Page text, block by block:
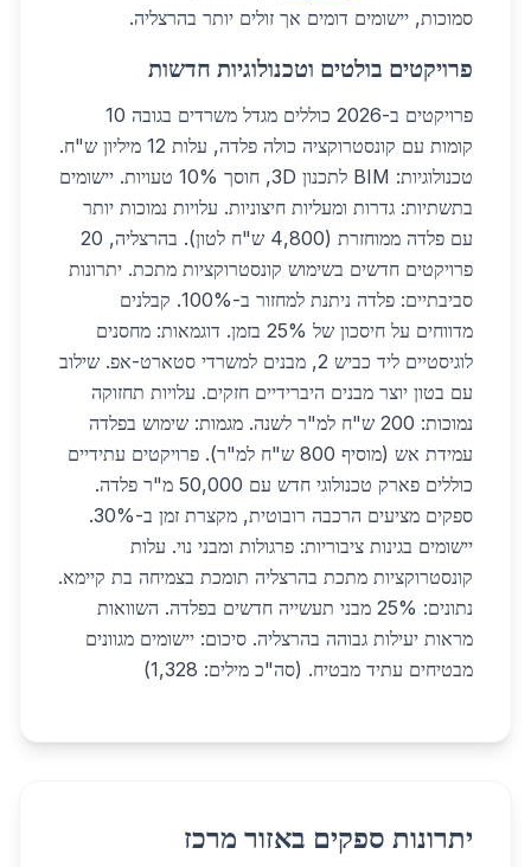
סמוכות, יישומים דומים אך זולים יותר בהרצליה.
פרויקטים בולטים וטכנולוגיות חדשות
פרויקטים ב-2026 כוללים מגדל משרדים בגובה 10
קומות עם קונסטרוקציה כולה פלדה, עלות 12 מיליון ש"ח.
טכנולוגיות: BIM לתכנון 3D, חוסך 10% טעויות. יישומים
בתשתיות: גדרות ומעליות חיצוניות. עלויות נמוכות יותר
עם פלדה ממוחזרת (4,800 ש"ח לטון). בהרצליה, 20
פרויקטים חדשים בשימוש קונסטרוקציות מתכת. יתרונות
סביבתיים: פלדה ניתנת למחזור ב-100%. קבלנים
מדווחים על חיסכון של 25% בזמן. דוגמאות: מחסנים
לוגיסטיים ליד כביש 2, מבנים למשרדי סטארט-אפ. שילוב
עם בטון יוצר מבנים היברידיים חזקים. עלויות תחזוקה
נמוכות: 200 ש"ח למ"ר לשנה. מגמות: שימוש בפלדה
עמידת אש (מוסיף 800 ש"ח למ"ר). פרויקטים עתידיים
כוללים פארק טכנולוגי חדש עם 50,000 מ"ר פלדה.
ספקים מציעים הרכבה רובוטית, מקצרת זמן ב-30%.
יישומים בגינות ציבוריות: פרגולות ומבני נוי. עלות
קונסטרוקציות מתכת בהרצליה תומכת בצמיחה בת קיימא.
נתונים: 25% מבני תעשייה חדשים בפלדה. השוואות
מראות יעילות גבוהה בהרצליה. סיכום: יישומים מגוונים
מבטיחים עתיד מבטיח. (סה"כ מילים: 1,328)
יתרונות ספקים באזור מרכז